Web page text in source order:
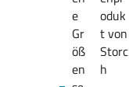
e
Gr
öß
en
oduk
t von
Storc
h